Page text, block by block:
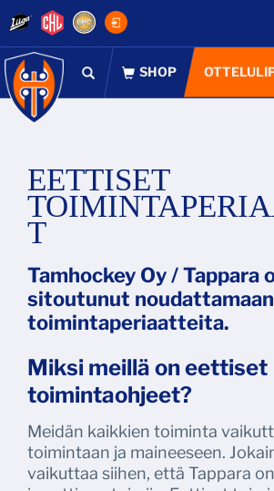
EETTISET
T
Tamhockey Oy / Tappara
sitoutunut
toimintaperiaatteita.
Miksi meillä on eettiset
toimintaohjeet?
Meidän kaikkien toiminta
toimintaan ja maineeseen.
vaikuttaa siihen, että Tappara